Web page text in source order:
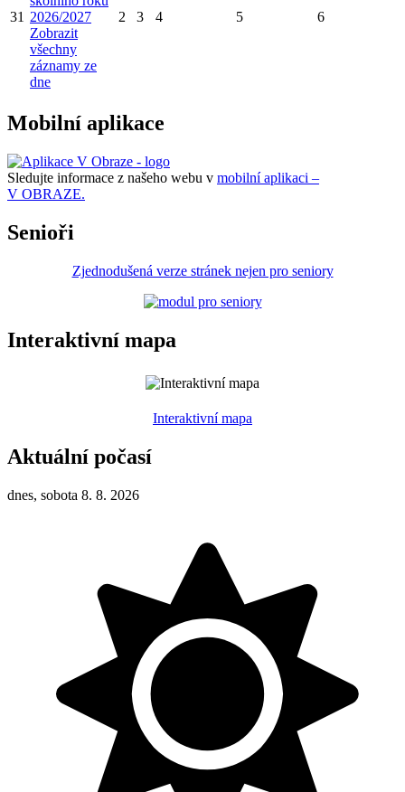
31 2026/2027
Zobrazit
všechny
záznamy ze
dne
2 3 4 5 6
Mobilní aplikace
Sledujte informace z našeho webu v mobilní aplikaci –
V OBRAZE.
Senioři
Zjednodušená verze stránek nejen pro seniory
Interaktivní mapa
Interaktivní mapa
Aktuální počasí
dnes, sobota 8. 8. 2026